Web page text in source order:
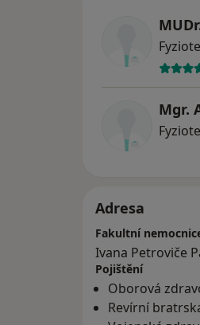
Mgr.
Adresa
Fakultní
Ivana Petroviče
Pojištění
Oborová
Revírní